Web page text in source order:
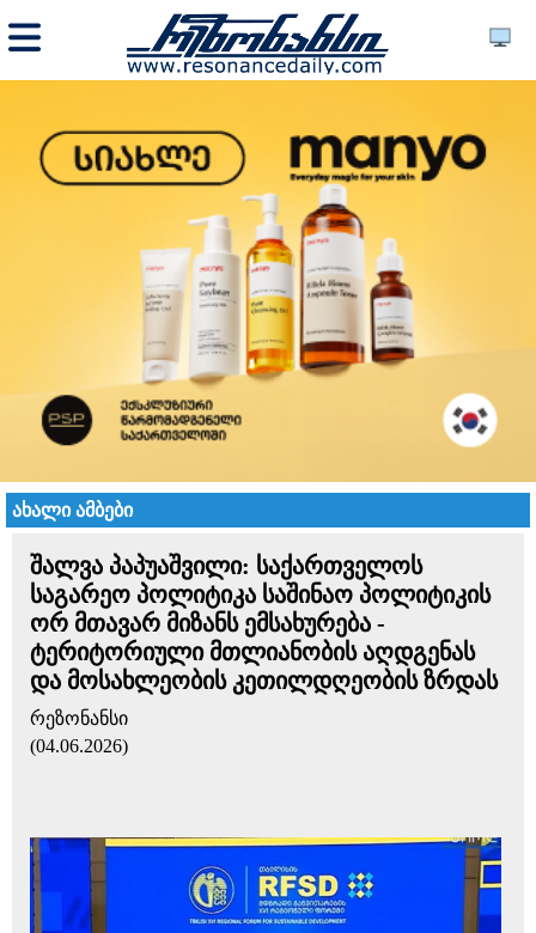
ახალი ამბები
შალვა პაპუაშვილი: საქართველოს
საგარეო პოლიტიკა საშინაო პოლიტიკის
ორ მთავარ მიზანს ემსახურება -
ტერიტორიული მთლიანობის აღდგენას
და მოსახლეობის კეთილდღეობის ზრდას
რეზონანსი
(04.06.2026)